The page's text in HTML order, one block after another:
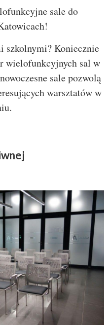
sale do
szkolnymi? Koniecznie
wielofunkcyjnych sal w
sale pozwolą
warsztatów w